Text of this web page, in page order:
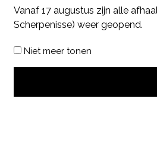
Vanaf 17 augustus zijn alle
Scherpenisse) weer geopend.
Niet meer tonen